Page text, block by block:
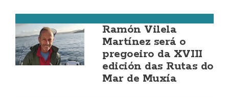
Ramón Vilela
Martínez será o
pregoeiro da XVIII
edición das Rutas do
Mar de Muxía